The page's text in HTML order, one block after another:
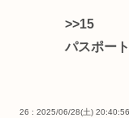
>>15
パスポー
26 : 2025/06/28(土)